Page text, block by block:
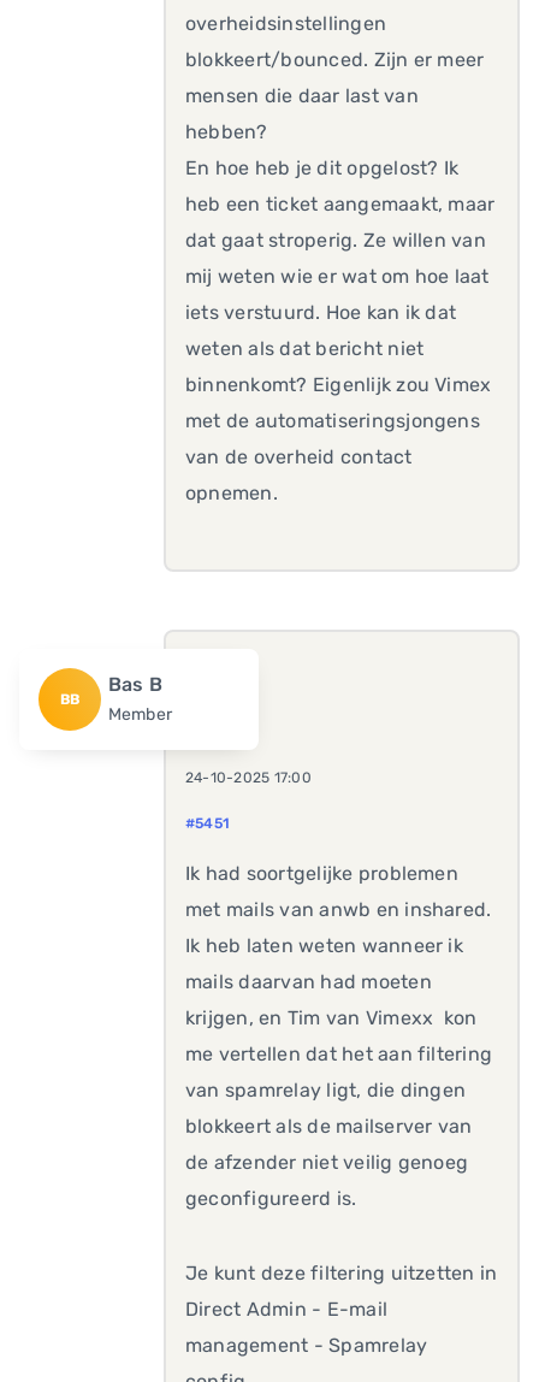
overheidsinstellingen
blokkeert/bounced. Zijn er meer
mensen die daar last van
hebben?
En hoe heb je dit opgelost? Ik
heb een ticket aangemaakt, maar
dat gaat stroperig. Ze willen van
mij weten wie er wat om hoe laat
iets verstuurd. Hoe kan ik dat
weten als dat bericht niet
binnenkomt? Eigenlijk zou Vimex
met de automatiseringsjongens
van de overheid contact
opnemen.
BB
Bas B
Member
24-10-2025 17:00
#5451
Ik had soortgelijke problemen
met mails van anwb en inshared.
Ik heb laten weten wanneer ik
mails daarvan had moeten
krijgen, en Tim van Vimexx kon
me vertellen dat het aan filtering
van spamrelay ligt, die dingen
blokkeert als de mailserver van
de afzender niet veilig genoeg
geconfigureerd is.
Je kunt deze filtering uitzetten in
Direct Admin - E-mail
management - Spamrelay